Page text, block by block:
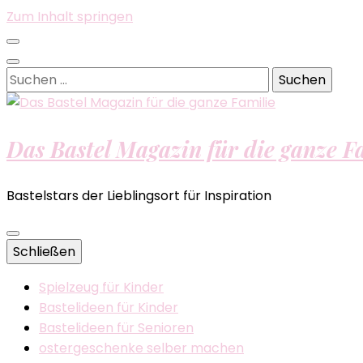
Zum Inhalt springen
Suchen
nach:
Das Bastel Magazin für die ganze
Bastelstars der Lieblingsort für Inspiration
Schließen
Spielzeug für Kinder
Bastelideen für Kinder
Bastelideen für Senioren
ostergeschenke selber machen